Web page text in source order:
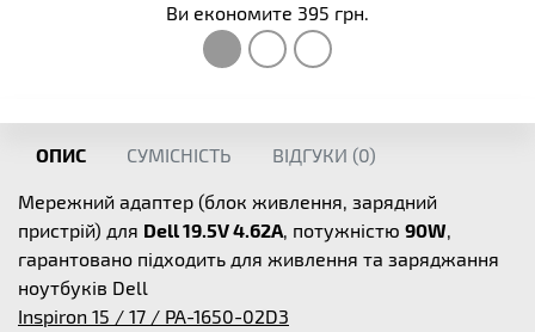
Ви економите 395 грн.
ОПИС СУМІСНІСТЬ ВІДГУКИ (0)
Мережний адаптер (блок живлення, зарядний
пристрій) для Dell 19.5V 4.62A, потужністю 90W,
гарантовано підходить для живлення та заряджання
ноутбуків Dell
Inspiron 15 / 17 / PA-1650-02D3